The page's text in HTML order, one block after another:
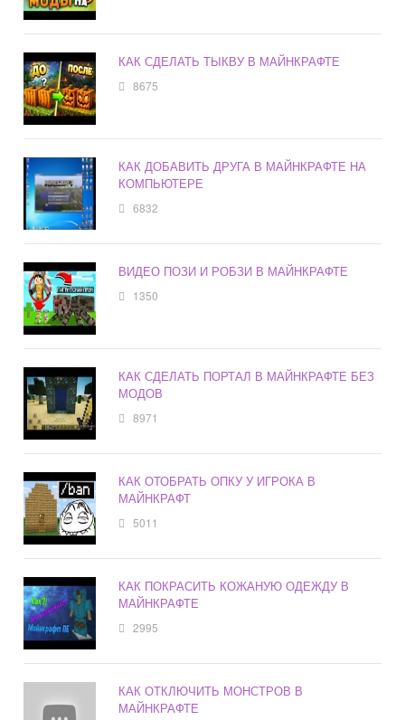
КАК СДЕЛАТЬ ТЫКВУ В МАЙНКРАФТЕ
8675
КАК ДОБАВИТЬ ДРУГА В МАЙНКРАФТЕ НА
КОМПЬЮТЕРЕ
6832
ВИДЕО ПОЗИ И РОБЗИ В МАЙНКРАФТЕ
1350
КАК СДЕЛАТЬ ПОРТАЛ В МАЙНКРАФТЕ БЕЗ
МОДОВ
8971
КАК ОТОБРАТЬ ОПКУ У ИГРОКА В
МАЙНКРАФТ
5011
КАК ПОКРАСИТЬ КОЖАНУЮ ОДЕЖДУ В
МАЙНКРАФТЕ
2995
КАК ОТКЛЮЧИТЬ МОНСТРОВ В
МАЙНКРАФТЕ